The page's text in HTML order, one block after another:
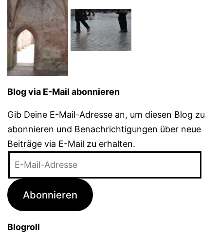
Blog via E-Mail abonnieren
Gib Deine E-Mail-Adresse an, um diesen Blog zu
abonnieren und Benachrichtigungen über neue
Beiträge via E-Mail zu erhalten.
Adresse
Abonnieren
Blogroll